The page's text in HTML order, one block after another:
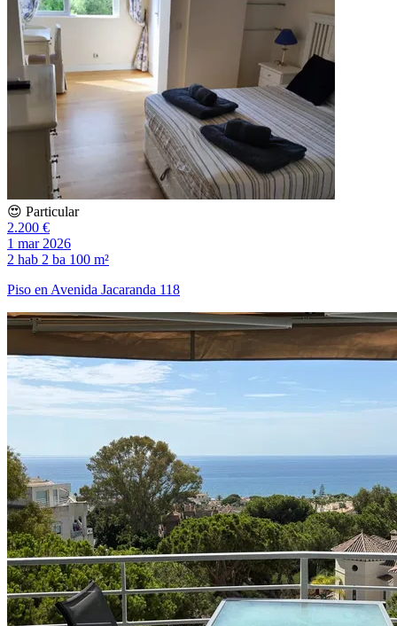
😍 Particular
2.200 €
1 mar 2026
2 hab 2 ba 100 m²
Piso en Avenida Jacaranda 118